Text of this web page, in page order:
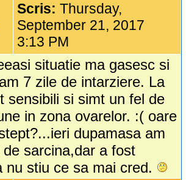
Scris:Thursday,
September 21, 2017
3:13 PM
situatie ma gasesc si
7 zile de intarziere. La
sensibili si simt un fel de
in zona ovarelor. :( oare
dupamasa am
sarcina,dar a fost
nu stiu ce sa mai cred.